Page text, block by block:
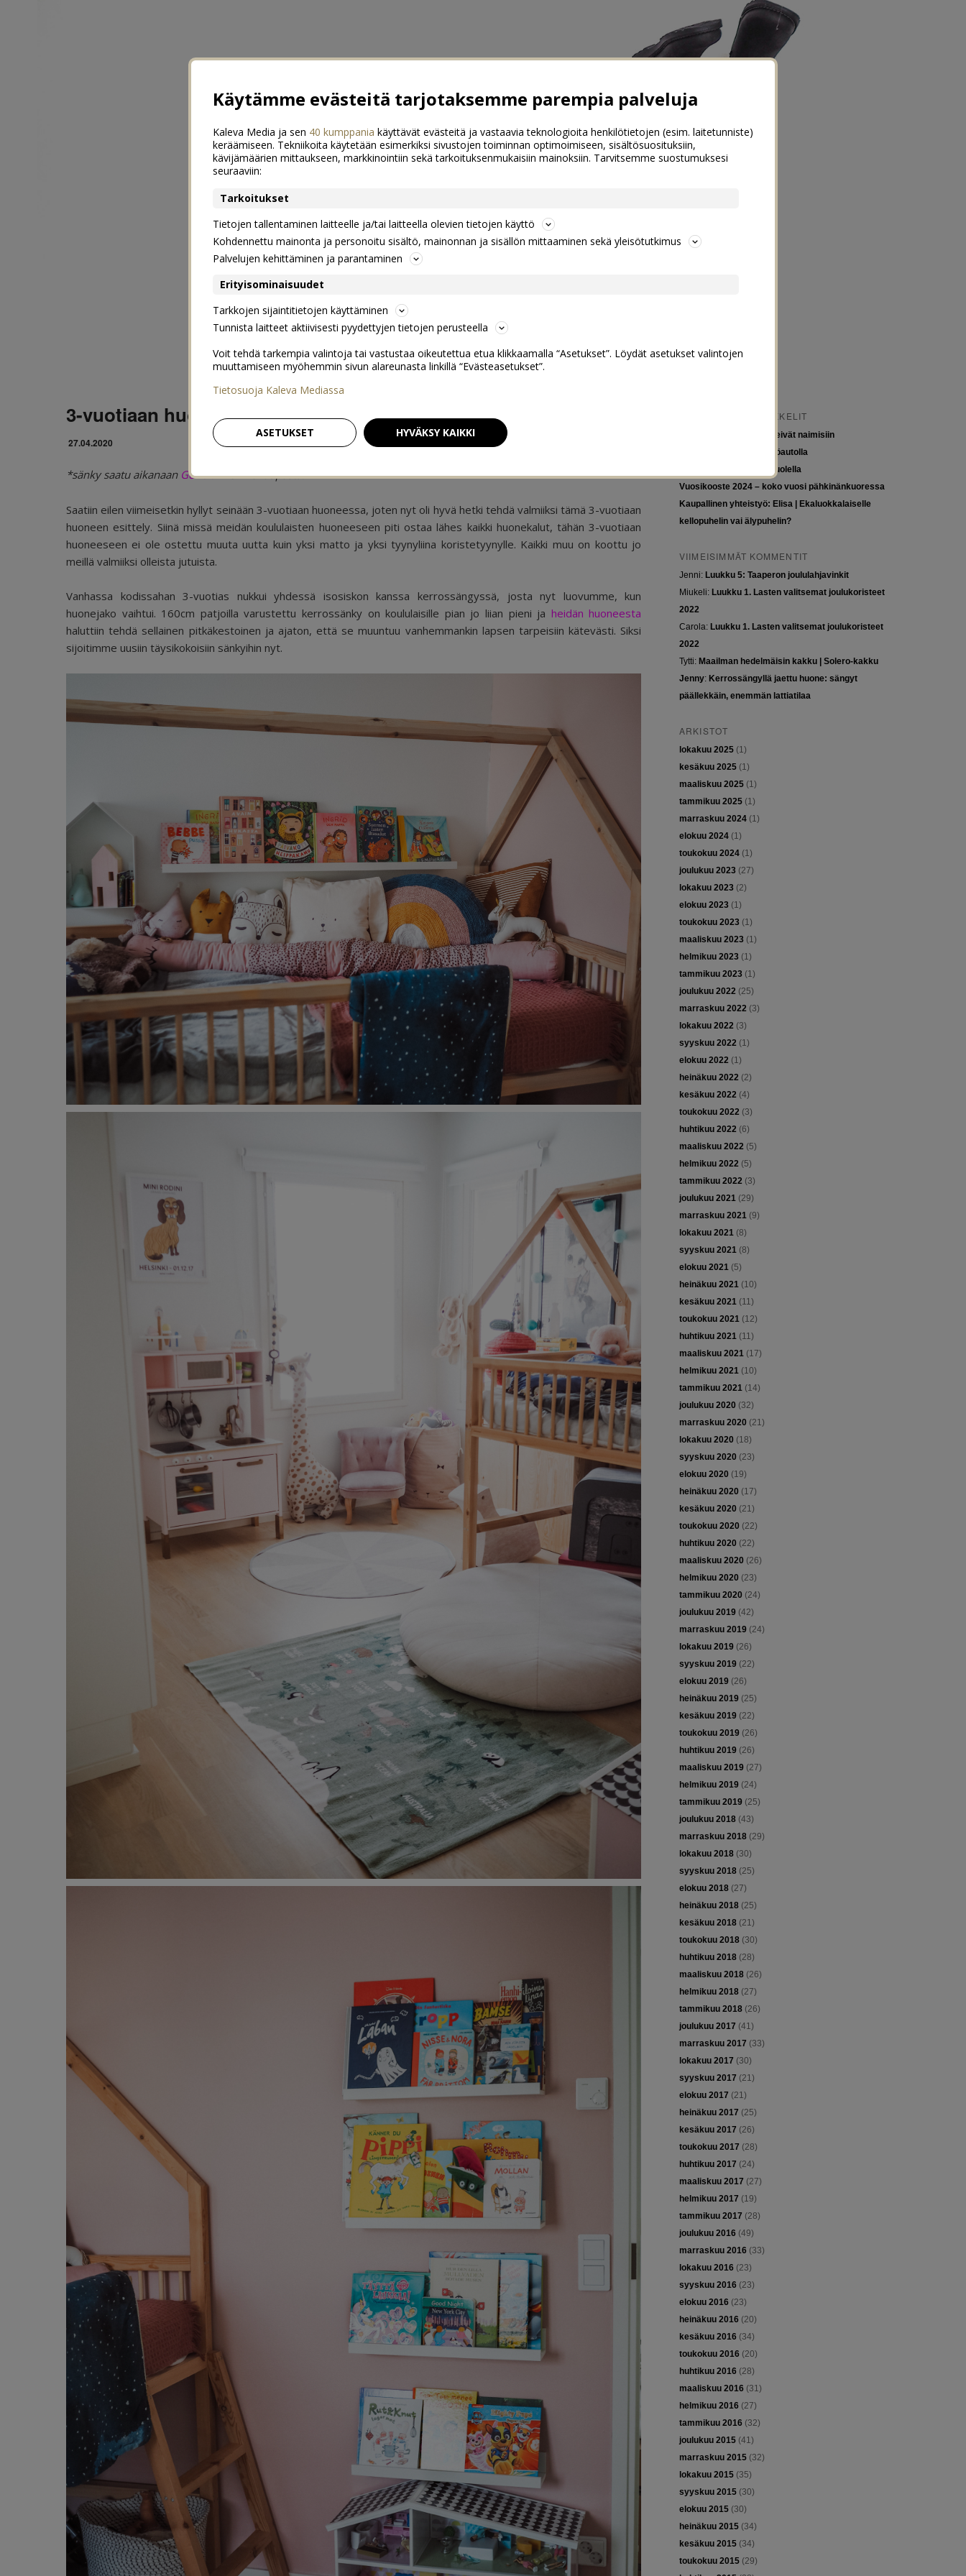
3-vuotiaan huone esittelyssä
27.04.2020
*sänky saatu aikanaanGeffer.fi-verkkokaupasta.
Saatiin eilen viimeisetkin hyllyt seinään 3-vuotiaan huoneessa, joten nyt oli hyvä hetki tehdä valmiiksi tämä 3-vuotiaan
huoneen esittely. Siinä missä meidän koululaisten huoneeseen piti ostaa lähes kaikki huonekalut, tähän 3-vuotiaan
huoneeseen ei ole ostettu muuta uutta kuin yksi matto ja yksi tyynyliina koristetyynylle. Kaikki muu on koottu jo
meillä valmiiksi olleista jutuista.
Vanhassa kodissahan 3-vuotias nukkui yhdessä isosiskon kanssa kerrossängyssä, josta nyt luovumme, kun
huonejako vaihtui. 160cm patjoilla varustettu kerrossänky on koululaisille pian jo liian pieni ja heidän huoneesta
haluttiin tehdä sellainen pitkäkestoinen ja ajaton, että se muuntuu vanhemmankin lapsen tarpeisiin kätevästi. Siksi
sijoitimme uusiin täysikokoisiin sänkyihin nyt.
VIIMEISIMMÄT ARTIKKELIT
Tytöt kuuluvat kouluun, eivät naimisiin
Euroopan roadtrip sähköautolla
Tyttöjen ja tasa-arvon puolella
Vuosikooste 2024 – koko vuosi pähkinänkuoressa
Kaupallinen yhteistyö: Elisa | Ekaluokkalaiselle
kellopuhelin vai älypuhelin?
VIIMEISIMMÄT KOMMENTIT
Jenni: Luukku 5: Taaperon joululahjavinkit
Miukeli: Luukku 1. Lasten valitsemat joulukoristeet
2022
Carola: Luukku 1. Lasten valitsemat joulukoristeet
2022
Tytti: Maailman hedelmäisin kakku | Solero-kakku
Jenny: Kerrossängyllä jaettu huone: sängyt
päällekkäin, enemmän lattiatilaa
ARKISTOT
lokakuu 2025(1)
kesäkuu 2025(1)
maaliskuu 2025(1)
tammikuu 2025(1)
marraskuu 2024(1)
elokuu 2024(1)
toukokuu 2024(1)
joulukuu 2023(27)
lokakuu 2023(2)
elokuu 2023(1)
toukokuu 2023(1)
maaliskuu 2023(1)
helmikuu 2023(1)
tammikuu 2023(1)
joulukuu 2022(25)
marraskuu 2022(3)
lokakuu 2022(3)
syyskuu 2022(1)
elokuu 2022(1)
heinäkuu 2022(2)
kesäkuu 2022(4)
toukokuu 2022(3)
huhtikuu 2022(6)
maaliskuu 2022(5)
helmikuu 2022(5)
tammikuu 2022(3)
joulukuu 2021(29)
marraskuu 2021(9)
lokakuu 2021(8)
syyskuu 2021(8)
elokuu 2021(5)
heinäkuu 2021(10)
kesäkuu 2021(11)
toukokuu 2021(12)
huhtikuu 2021(11)
maaliskuu 2021(17)
helmikuu 2021(10)
tammikuu 2021(14)
joulukuu 2020 (32)
marraskuu 2020 (21)
lokakuu 2020 (18)
syyskuu 2020 (23)
elokuu 2020 (19)
heinäkuu 2020 (17)
kesäkuu 2020 (21)
toukokuu 2020 (22)
huhtikuu 2020 (22)
maaliskuu 2020 (26)
helmikuu 2020 (23)
tammikuu 2020 (24)
joulukuu 2019(42)
marraskuu 2019(24)
lokakuu 2019(26)
syyskuu 2019(22)
elokuu 2019(26)
heinäkuu 2019(25)
kesäkuu 2019(22)
toukokuu 2019(26)
huhtikuu 2019(26)
maaliskuu 2019(27)
helmikuu 2019(24)
tammikuu 2019(25)
joulukuu 2018(43)
marraskuu 2018(29)
lokakuu 2018(30)
syyskuu 2018(25)
elokuu 2018(27)
heinäkuu 2018(25)
kesäkuu 2018(21)
toukokuu 2018(30)
huhtikuu 2018(28)
maaliskuu 2018(26)
helmikuu 2018(27)
tammikuu 2018(26)
joulukuu 2017 (41)
marraskuu 2017 (33)
lokakuu 2017 (30)
syyskuu 2017 (21)
elokuu 2017 (21)
heinäkuu 2017 (25)
kesäkuu 2017 (26)
toukokuu 2017 (28)
huhtikuu 2017 (24)
maaliskuu 2017 (27)
helmikuu 2017 (19)
tammikuu 2017 (28)
joulukuu 2016 (49)
marraskuu 2016 (33)
lokakuu 2016 (23)
syyskuu 2016 (23)
elokuu 2016 (23)
heinäkuu 2016 (20)
kesäkuu 2016 (34)
toukokuu 2016 (20)
huhtikuu 2016 (28)
maaliskuu 2016 (31)
helmikuu 2016 (27)
tammikuu 2016 (32)
joulukuu 2015(41)
marraskuu 2015(32)
lokakuu 2015(35)
syyskuu 2015(30)
elokuu 2015(30)
heinäkuu 2015(34)
kesäkuu 2015(34)
toukokuu 2015(29)
Käytämme evästeitä tarjotaksemme parempia palveluja
Kaleva Media ja sen 40 kumppania käyttävät evästeitä ja vastaavia teknologioita henkilötietojen (esim. laitetunniste)
keräämiseen. Tekniikoita käytetään esimerkiksi sivustojen toiminnan optimoimiseen, sisältösuosituksiin,
kävijämäärien mittaukseen, markkinointiin sekä tarkoituksenmukaisiin mainoksiin. Tarvitsemme suostumuksesi
seuraaviin:
Tarkoitukset
Tietojen tallentaminen laitteelle ja/tai laitteella olevien tietojen käyttö
Kohdennettu mainonta ja personoitu sisältö, mainonnan ja sisällön mittaaminen sekä yleisötutkimus
Palvelujen kehittäminen ja parantaminen
Erityisominaisuudet
Tarkkojen sijaintitietojen käyttäminen
Tunnista laitteet aktiivisesti pyydettyjen tietojen perusteella
Voit tehdä tarkempia valintoja tai vastustaa oikeutettua etua klikkaamalla “Asetukset”. Löydät asetukset valintojen
muuttamiseen myöhemmin sivun alareunasta linkillä “Evästeasetukset”.
Tietosuoja Kaleva Mediassa
ASETUKSET HYVÄKSY KAIKKI